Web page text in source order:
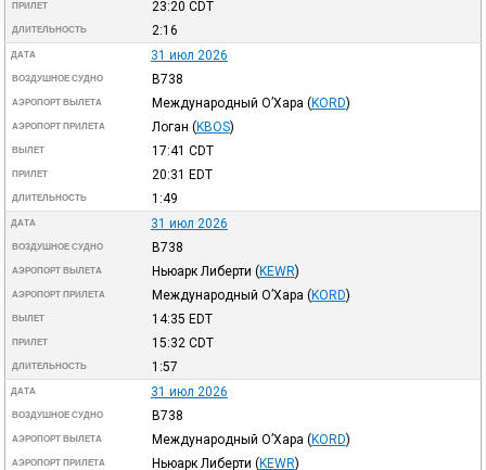
ПРИЛЕТ 23:20 CDT
ДЛИТЕЛЬНОСТЬ 2:16
ДАТА 31 июл 2026
ВОЗДУШНОЕ СУДНО B738
АЭРОПОРТ ВЫЛЕТА Международный О’Хара (KORD)
АЭРОПОРТ ПРИЛЕТА Логан (KBOS)
ВЫЛЕТ 17:41 CDT
ПРИЛЕТ 20:31 EDT
ДЛИТЕЛЬНОСТЬ 1:49
ДАТА 31 июл 2026
ВОЗДУШНОЕ СУДНО B738
АЭРОПОРТ ВЫЛЕТА Ньюарк Либерти (KEWR)
АЭРОПОРТ ПРИЛЕТА Международный О’Хара (KORD)
ВЫЛЕТ 14:35 EDT
ПРИЛЕТ 15:32 CDT
ДЛИТЕЛЬНОСТЬ 1:57
ДАТА 31 июл 2026
ВОЗДУШНОЕ СУДНО B738
АЭРОПОРТ ВЫЛЕТА Международный О’Хара (KORD)
АЭРОПОРТ ПРИЛЕТА Ньюарк Либерти (KEWR)